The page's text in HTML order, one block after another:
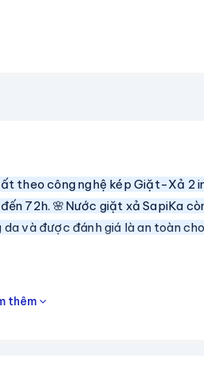
theo công nghệ kép Giặt-Xả 2
72h. 🌸Nước giặt xả SapiKa
và được đánh giá là an toàn
thêm